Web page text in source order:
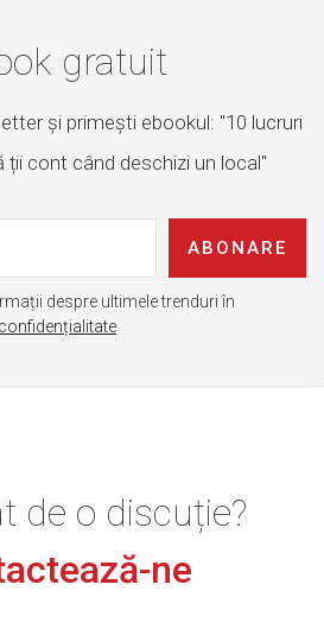
gratuit
și primești ebookul: "10 lucruri
ții cont când deschizi un local"
ABONARE
despre ultimele trenduri în
de o discuție?
ne